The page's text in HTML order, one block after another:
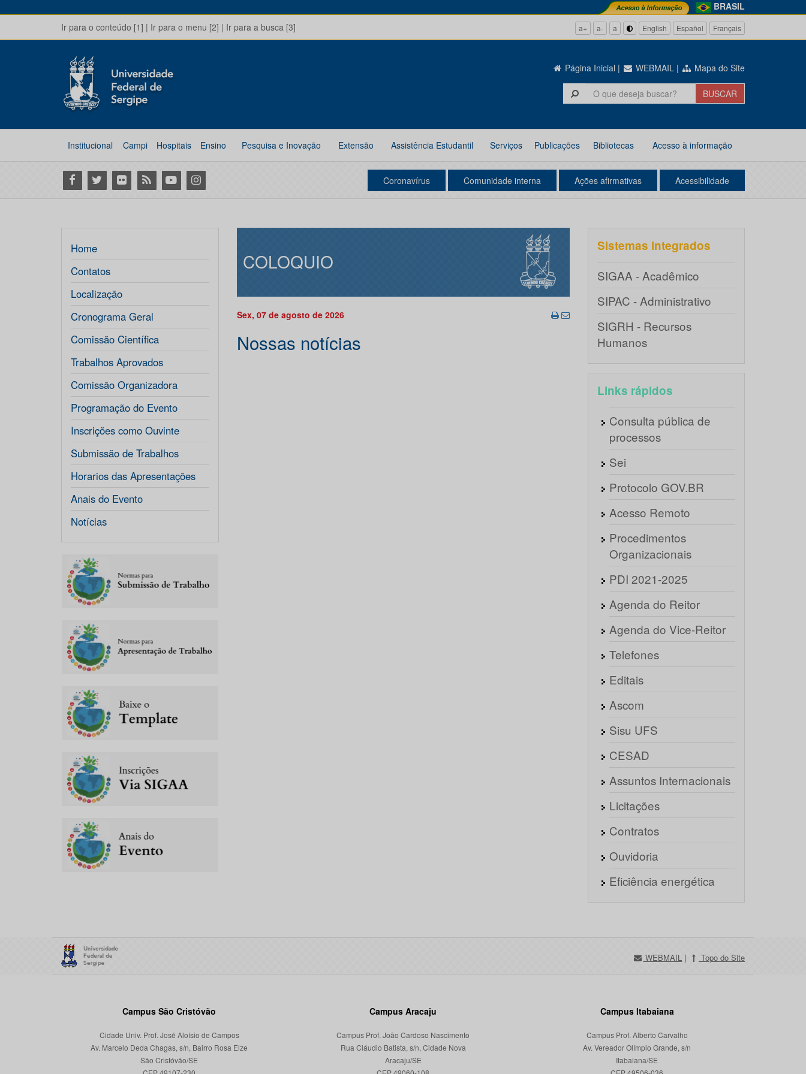
BRASIL
Ir para o conteúdo [1] | Ir para o menu [2] | Ir para a busca [3] a+ a- a English Español Français
Página Inicial | WEBMAIL | Mapa do Site
Institucional Campi Hospitais Ensino Pesquisa e Inovação Extensão Assistência Estudantil Serviços Publicações Bibliotecas Acesso à informação
Facebook
Twitter Flickr RSS YoutubeInstagram Coronavírus Comunidade interna Ações afirmativas Acessibilidade
Home
Contatos
Localização
Cronograma Geral
Comissão Científica
Trabalhos Aprovados
Comissão Organizadora
Programação do Evento
Inscrições como Ouvinte
Submissão de Trabalhos
Horarios das Apresentações
Anais do Evento
Notícias
COLOQUIO
Sex, 07 de agosto de 2026
Nossas notícias
Sistemas integrados
SIGAA - Acadêmico
SIPAC - Administrativo
SIGRH - Recursos
Humanos
Links rápidos
Consulta pública de
processos
Sei
Protocolo GOV.BR
Acesso Remoto
Procedimentos
Organizacionais
PDI 2021-2025
Agenda do Reitor
Agenda do Vice-Reitor
Telefones
Editais
Ascom
Sisu UFS
CESAD
Assuntos Internacionais
Licitações
Contratos
Ouvidoria
Eficiência energética
WEBMAIL | Topo do Site
Campus São Cristóvão
Cidade Univ. Prof. José Aloísio de Campos
Av. Marcelo Deda Chagas, s/n, Bairro Rosa Elze
São Cristóvão/SE
Campus Aracaju
Campus Prof. João Cardoso Nascimento
Rua Cláudio Batista, s/n, Cidade Nova
Aracaju/SE
Campus Itabaiana
Campus Prof. Alberto Carvalho
Av. Vereador Olímpio Grande, s/n
Itabaiana/SE